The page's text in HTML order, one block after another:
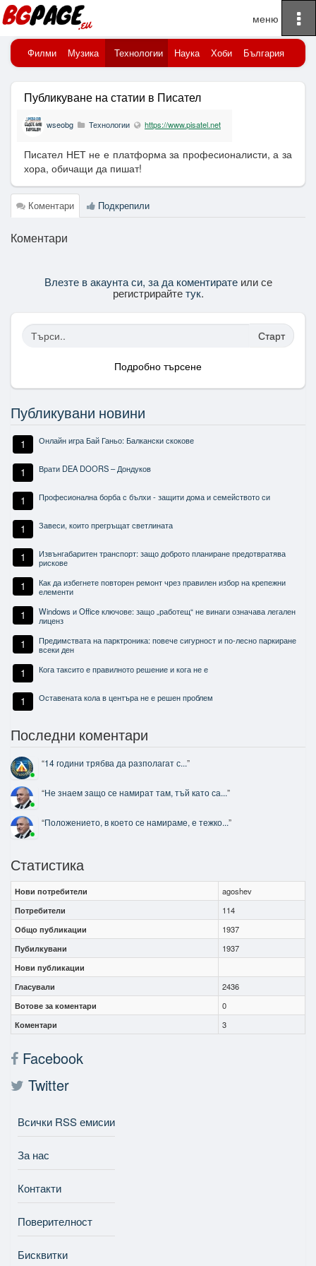
Начало
Филми Музика Технологии Наука Хоби България
Публикуване на статии в Писател
wseobg Технологии https://www.pisatel.net
Писател НЕТ не е платформа за професионалисти, а за
хора, обичащи да пишат!
Коментари Подкрепили
Коментари
Влезте в акаунта си, за да коментиратеили се
регистрирайтетук.
Старт
Подробно търсене
Публикувани новини
1 Онлайн игра Бай Ганьо: Балкански скокове
1 Врати DEA DOORS – Дондуков
1 Професионална борба с бълхи - защити дома и семейството си
1 Завеси, които прегръщат светлината
1
Извънгабаритен транспорт: защо доброто планиране предотвратява
рискове
1
Как да избегнете повторен ремонт чрез правилен избор на крепежни
елементи
1
Windows и Office ключове: защо „работещ“ не винаги означава легален
лиценз
1
Предимствата на парктроника: повече сигурност и по-лесно паркиране
всеки ден
1 Кога таксито е правилното решение и кога не е
1 Оставената кола в центъра не е решен проблем
Последни коментари
“14 години трябва да разполагат с...”
“Не знаем защо се намират там, тъй като са...”
“Положението, в което се намираме, е тежко...”
Статистика
Нови потребители
agoshev
Потребители
114
Общо публикации
1937
Пубилкувани
1937
Нови публикации
Гласували
2436
Вотове за коментари
0
Коментари
3
Facebook
Twitter
Всички RSS емисии
За нас
Контакти
Поверителност
Бисквитки